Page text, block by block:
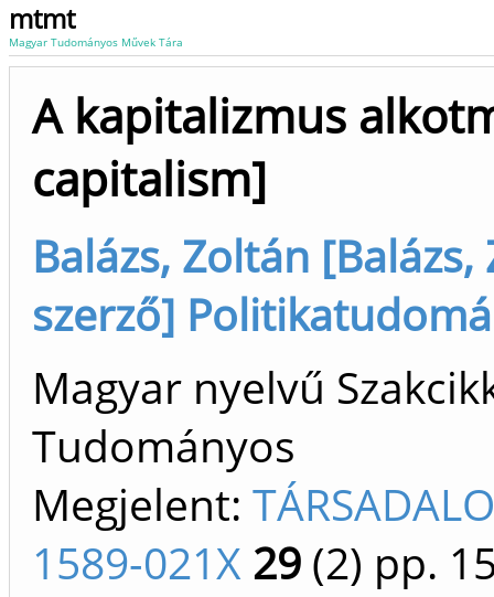
mtmt
Magyar Tudományos Művek Tára
A kapitalizmus
capitalism]
Balázs, Zoltán
szerző]
Magyar nyelvű
Tudományos
Megjelent:
1589-021X 29 (2) pp.